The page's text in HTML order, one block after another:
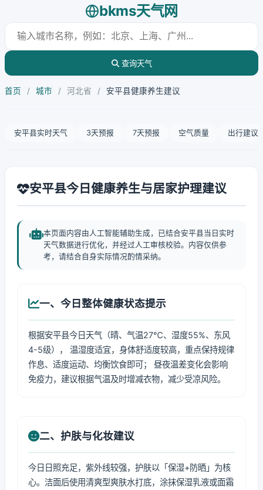
bkms天气网
查询天气
首页 / 城市 / 河北省 / 安平县健康养生建议
安平县实时天气 3天预报 7天预报 空气质量 出行建议
安平县今日健康养生与居家护理建议
本页面内容由人工智能辅助生成，已结合安平县当日实时
天气数据进行优化，并经过人工审核校验。内容仅供参
考，请结合自身实际情况酌情采纳。
一、今日整体健康状态提示
根据安平县今日天气（晴、气温27℃、湿度55%、东风
4-5级）， 温湿度适宜，身体舒适度较高，重点保持规律
作息、适度运动、均衡饮食即可； 昼夜温差变化会影响
免疫力，建议根据气温及时增减衣物，减少受凉风险。
二、护肤与化妆建议
今日日照充足，紫外线较强，护肤以「保湿+防晒」为核
心。洁面后使用清爽型爽肤水打底，涂抹保湿乳液或面霜